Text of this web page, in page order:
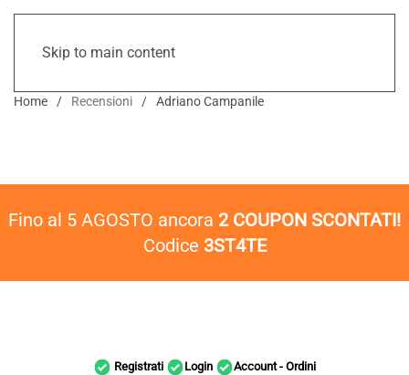
Skip to main content
Home Recensioni Adriano Campanile
Fino al 5 AGOSTO ancora 2 COUPON SCONTATI!
Codice 3ST4TE
Registrati Login Account - Ordini